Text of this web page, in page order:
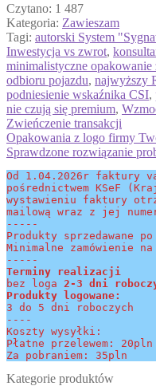
Czytano: 1 487
Kategoria: Zawieszam
Tagi: autorski System
Inwestycja vs zwrot,
minimalistyczne opakowanie
odbioru pojazdu, najwyższy
podniesienie wskaźnika CSI,
nie czują się premium,
Zwieńczenie transakcji
Nawigacja
wpisu
Poprzedni
wpis:
Opakowania z logo firmy
Następny
Sprawdzone rozwiązanie
Od 1.04.2026r faktury
pośrednictwem KSeF
wystawieniu faktury
mailową wraz z jej
-----
Produkty sprzedawane
Minimalne zamówienie
-----
Terminy realizacji
bez loga 2-3 dni
Produkty logowane:
3 do 5 dni roboczych
----
Koszty wysyłki:
Płatne przelewem: 20pln
Za pobraniem: 35pln
Kategorie produktów